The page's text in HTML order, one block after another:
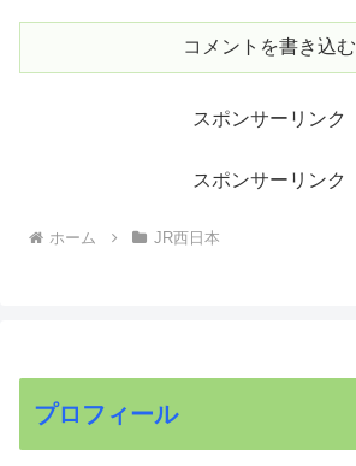
コメントを書き込む
スポンサーリンク
スポンサーリンク
ホーム JR西日本
プロフィール